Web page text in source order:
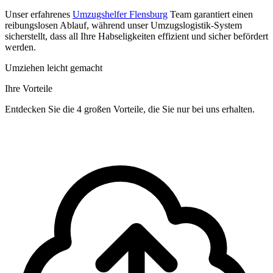
Unser erfahrenes Umzugshelfer Flensburg Team garantiert einen
reibungslosen Ablauf, während unser Umzugslogistik-System
sicherstellt, dass all Ihre Habseligkeiten effizient und sicher befördert
werden.
Umziehen leicht gemacht
Ihre Vorteile
Entdecken Sie die 4 großen Vorteile, die Sie nur bei uns erhalten.